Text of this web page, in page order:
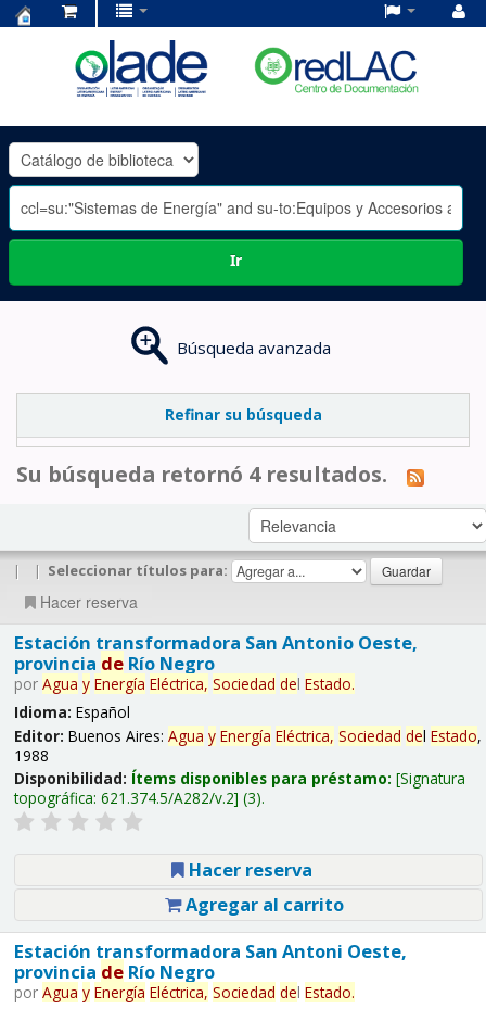
OLADE
-
Ir
Búsqueda avanzada
Refinar su búsqueda
Su búsqueda retornó 4 resultados.
| | Seleccionar títulos para:
Hacer reserva
Estación transformadora San Antonio Oeste,
provincia deRío Negro
por Agua y Energía Eléctrica, Sociedad del Estado.
Idioma: Español
Editor: Buenos Aires: Agua y Energía Eléctrica, Sociedad del Estado,
1988
Disponibilidad: Ítems disponibles para préstamo: Signatura
topográfica: 621.374.5/A282/v.2 (3).
Hacer reserva
Agregar al carrito
Estación transformadora San Antoni Oeste,
provincia deRío Negro
por Agua y Energía Eléctrica, Sociedad del Estado.